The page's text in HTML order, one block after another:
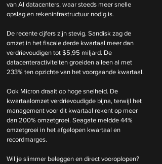
van AI datacenters, waar steeds meer snelle
opslag en rekeninfrastructuur nodig is.
De recente cijfers zijn stevig. Sandisk zag de
omzet in het fiscale derde kwartaal meer dan
verdrievoudigen tot $5,95 miljard. De
datacenteractiviteiten groeiden alleen al met
233% ten opzichte van het voorgaande kwartaal.
Ook Micron draait op hoge snelheid. De
kwartaalomzet verdrievoudigde bijna, terwijl het
management voor dit kwartaal rekent op meer
dan 200% omzetgroei. Seagate meldde 44%
omzetgroei in het afgelopen kwartaal en
recordmarges.
Wil je slimmer beleggen en direct vooroplopen?